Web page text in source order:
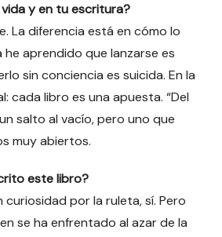
y en tu escritura?
La diferencia está en cómo lo
he aprendido que lanzarse es
sin conciencia es suicida. En la
cada libro es una apuesta. “Del
salto al vacío, pero uno que
muy abiertos.
este libro?
curiosidad por la ruleta, sí. Pero
se ha enfrentado al azar de la